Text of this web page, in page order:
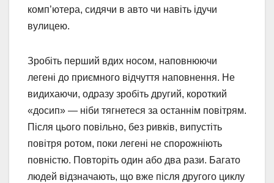
комп’ютера, сидячи в авто чи навіть ідучи
вулицею.
Зробіть перший вдих носом, наповнюючи
легені до приємного відчуття наповнення. Не
видихаючи, одразу зробіть другий, короткий
«досип» — ніби тягнетеся за останнім повітрям.
Після цього повільно, без ривків, випустіть
повітря ротом, поки легені не спорожніють
повністю. Повторіть один або два рази. Багато
людей відзначають, що вже після другого циклу